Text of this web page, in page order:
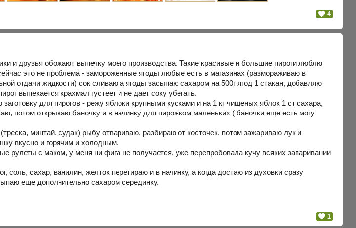
4
и друзья обожают выпечку моего производства. Такие красивые и большие пироги люблю
это не проблема - замороженные ягоды любые есть в магазинах (размораживаю в
отдачи жидкости) сок сливаю а ягоды засыпаю сахаром на 500г ягод 1 стакан, добавляю
выпекается крахмал густеет и не дает соку убегать.
для пирогов - режу яблоки крупными кусками и на 1 кг чищеных яблок 1 ст сахара,
потом открываю баночку и в начинку для пирожком маленьких ( баночки еще есть могу
минтай, судак) рыбу отвариваю, разбираю от косточек, потом зажариваю лук и
вкусно и горячим и холодным.
рулеты с маком, у меня ни фига не получается, уже перепробовала кучу всяких запаривании
соль, сахар, ванилин, желток перетираю и в начинку, а когда достаю из духовки сразу
еще дополнительно сахаром серединку.
1